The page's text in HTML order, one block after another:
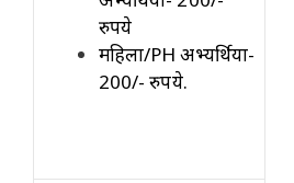
रुपये
महिला/PH अभ्यर्थियों-
200/- रुपये.